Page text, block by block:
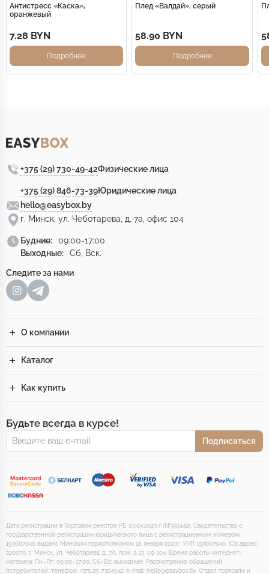
Антистресс «Каска»,
оранжевый
7.28 BYN
Подробнее
Плед «Валдай», серый
58.90 BYN
Подробнее
+375 (29) 730-49-42Физические лица
+375 (29) 846-73-39Юридические лица
hello@easybox.by
г. Минск, ул. Чеботарева, д. 7а, офис 104
Будние:
09:00-17:00
Выходные:
Сб, Вск.
Следите за нами
О компании
Каталог
Как купить
Будьте всегда в курсе!
Подписаться
Дата регистрации в Торговом реестре РБ 03.04.2023 г (№555142). Свидетельство о
государственной регистрации юридического лица с регистрационным номером
193667046 выдано Минским горисполкомом 18 января 2023г. УНП 193667046. Юр.адрес:
220070, г. Минск, ул. Чеботарева, д. 7А, пом. 2-13, оф 104. Время работы интернет-
магазина: Пн–Пт: 09:00–17:00, Сб–Вс: выходные. Рассмотрение обращений
потребителей, телефон: +375 29 7304942, e-mail: hello@easybox.by. Отдел торговли и